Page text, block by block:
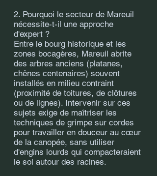
2. Pourquoi le secteur de Mareuil
nécessite-t-il une approche
d'expert ?
Entre le bourg historique et les
zones bocagères, Mareuil abrite
des arbres anciens (platanes,
chênes centenaires) souvent
installés en milieu contraint
(proximité de toitures, de clôtures
ou de lignes). Intervenir sur ces
sujets exige de maîtriser les
techniques de grimpe sur cordes
pour travailler en douceur au cœur
de la canopée, sans utiliser
d'engins lourds qui compacteraient
le sol autour des racines.